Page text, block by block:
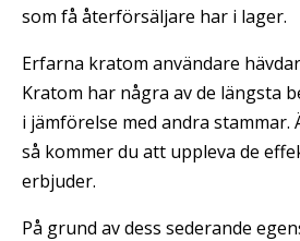
som få återförsäljare har i lager.
Erfarna kratom användare
Kratom har några av de längsta
i jämförelse med andra stammar.
så kommer du att uppleva de
erbjuder.
På grund av dess sederande